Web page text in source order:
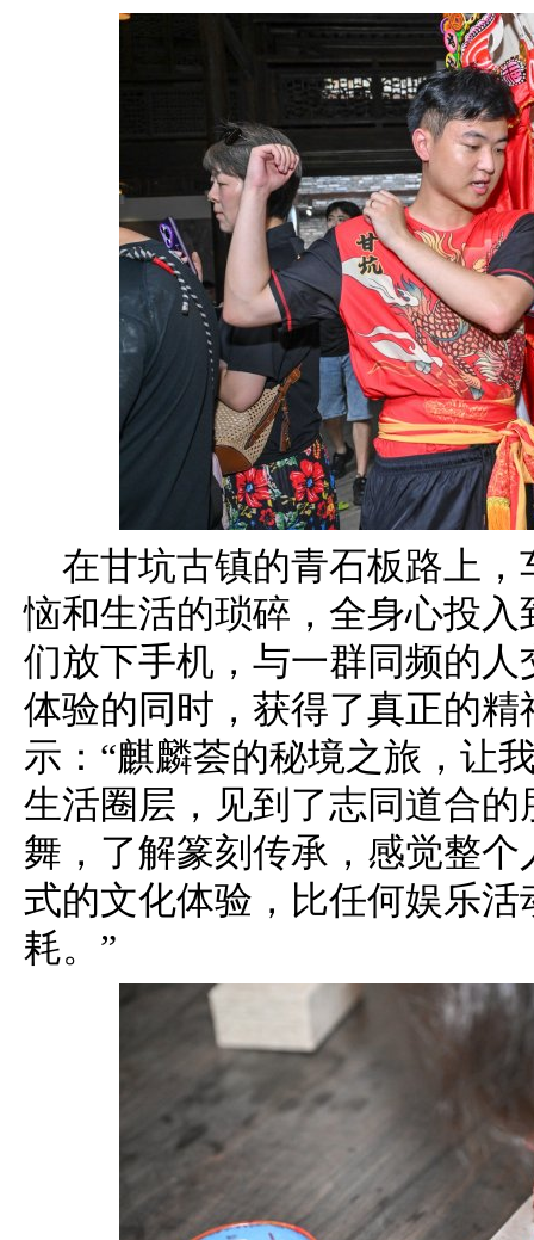
在甘坑古镇的青石板路上
恼和生活的琐碎，全身心投入
们放下手机，与一群同频的
体验的同时，获得了真正的
示：“麒麟荟的秘境之旅，让
生活圈层，见到了志同道合
舞，了解篆刻传承，感觉整
式的文化体验，比任何娱乐
耗。”